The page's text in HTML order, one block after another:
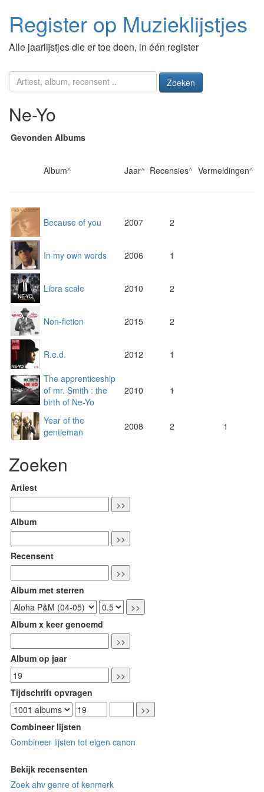
Register op Muzieklijstjes
Alle jaarlijstjes die er toe doen, in één register
Zoeken
Ne-Yo
Gevonden Albums
Album^ Jaar^ Recensies^ Vermeldingen^
Because of you 2007 2
In my own words 2006 1
Libra scale 2010 2
Non-fiction 2015 2
R.e.d. 2012 1
The apprenticeship
of mr. Smith : the
birth of Ne-Yo
2010 1
Year of the
gentleman
2008 2 1
Zoeken
Artiest
Album
Recensent
Album met sterren
Album x keer genoemd
Album op jaar
Tijdschrift opvragen
Combineer lijsten
Combineer lijsten tot eigen canon
Bekijk recensenten
Zoek ahv genre of kenmerk